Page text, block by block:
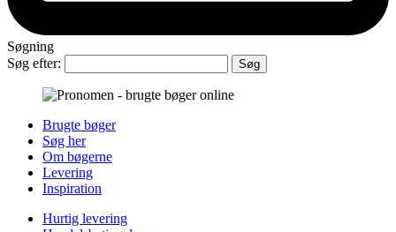
Søgning
Søg efter:
Brugte bøger
Søg her
Om bøgerne
Levering
Inspiration
Hurtig levering